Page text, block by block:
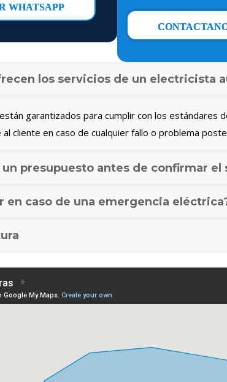
WHATSAPP
los servicios de un electricista
garantizados para cumplir con los estándares
cliente en caso de cualquier fallo o problema
presupuesto antes de confirmar el
en caso de una emergencia